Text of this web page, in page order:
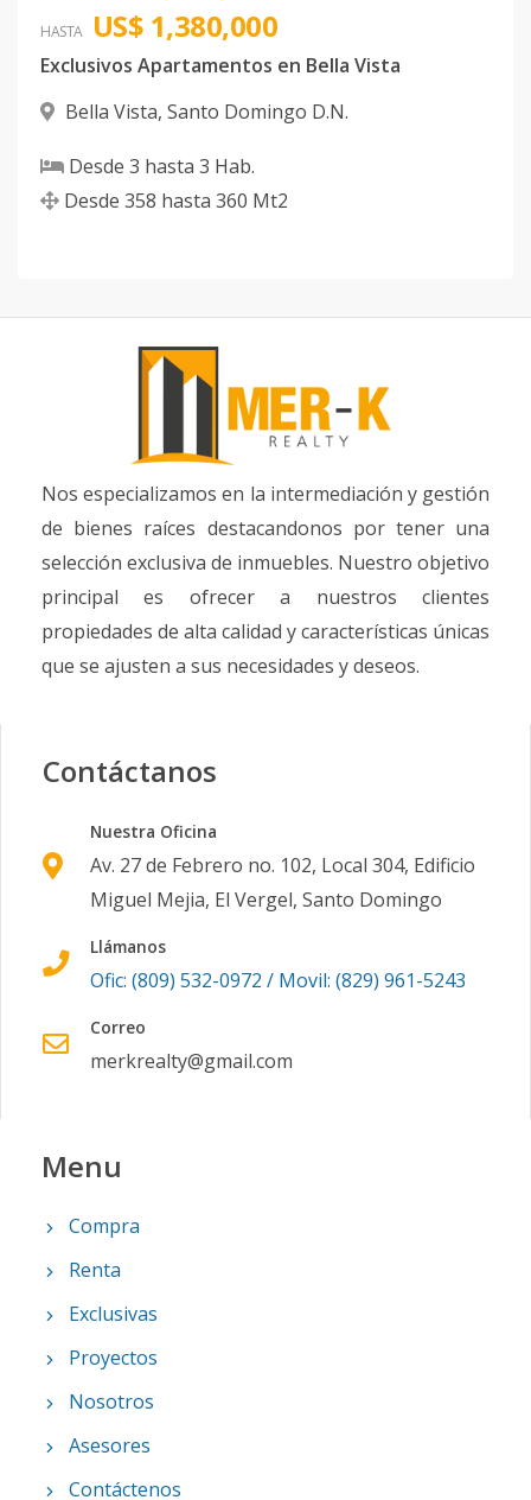
HASTA US$ 1,380,000
Exclusivos Apartamentos en Bella Vista
Bella Vista, Santo Domingo D.N.
Desde 3 hasta 3 Hab.
Desde 358 hasta 360 Mt2
Nos especializamos en la intermediación y gestión
de bienes raíces destacandonos por tener una
selección exclusiva de inmuebles. Nuestro objetivo
principal es ofrecer a nuestros clientes
propiedades de alta calidad y características únicas
que se ajusten a sus necesidades y deseos.
Contáctanos
Nuestra Oficina
Av. 27 de Febrero no. 102, Local 304, Edificio
Miguel Mejia, El Vergel, Santo Domingo
Llámanos
Ofic: (809) 532-0972 / Movil: (829) 961-5243
Correo
merkrealty@gmail.com
Menu
Compra
Renta
Exclusivas
Proyectos
Nosotros
Asesores
Contáctenos